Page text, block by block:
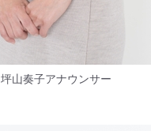
坪山奏子アナウンサー